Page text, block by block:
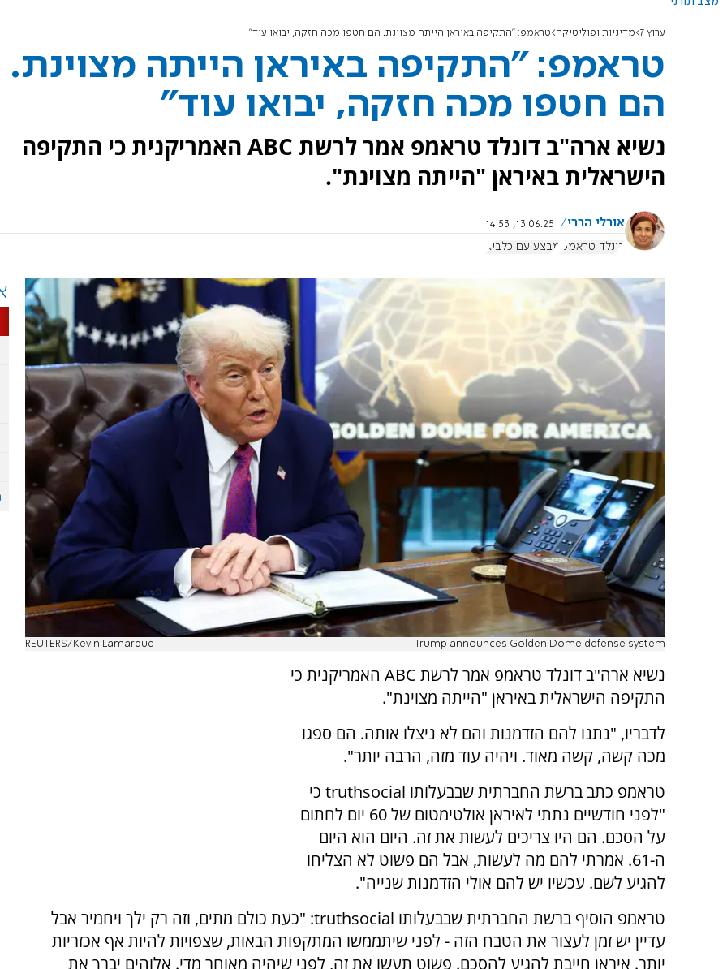
ערוץ 7 מדיניות ופוליטיקה טראמפ: "התקיפה באיראן הייתה מצוינת. הם חטפו מכה חזקה, יבואו עוד"
טראמפ: "התקיפה באיראן הייתה מצוינת.
הם חטפו מכה חזקה, יבואו עוד"
נשיא ארה"ב דונלד טראמפ אמר לרשת ABC האמריקנית כי התקיפה
הישראלית באיראן "הייתה מצוינת".
אורלי הררי
13.06.25, 14:53
דונלד טראמפ מבצע עם כלביא
Trump announces Golden Dome defense system
REUTERS/Kevin Lamarque
נשיא ארה"ב דונלד טראמפ אמר לרשת ABC האמריקנית כי
התקיפה הישראלית באיראן "הייתה מצוינת".
לדבריו, "נתנו להם הזדמנות והם לא ניצלו אותה. הם ספגו
מכה קשה, קשה מאוד. ויהיה עוד מזה, הרבה יותר".
טראמפ כתב ברשת החברתית שבבעלותו truthsocial כי
"לפני חודשיים נתתי לאיראן אולטימטום של 60 יום לחתום
על הסכם. הם היו צריכים לעשות את זה. היום הוא היום
ה-61. אמרתי להם מה לעשות, אבל הם פשוט לא הצליחו
להגיע לשם. עכשיו יש להם אולי הזדמנות שנייה".
טראמפ הוסיף ברשת החברתית שבבעלותו truthsocial: "כעת כולם מתים, וזה רק ילך ויחמיר אבל
עדיין יש זמן לעצור את הטבח הזה - לפני שיתממשו המתקפות הבאות, שצפויות להיות אף אכזריות
יותר. איראן חייבת להגיע להסכם. פשוט תעשו את זה, לפני שיהיה מאוחר מדי. אלוהים יברך את